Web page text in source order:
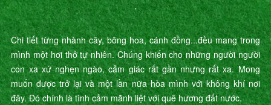
’
Chi tiết từng nhành cây, bông hoa, cánh đồng...đều mang trong
mình một hơi thở tự nhiên. Chúng khiến cho những người người
con xa xứ nghẹn ngào, cảm giác rất gần nhưng rất xa. Mong
muốn được trở lại và một lần nữa hòa mình với không khí nơi
đây. Đó chính là tình cảm mãnh liệt với quê hương đất nước.